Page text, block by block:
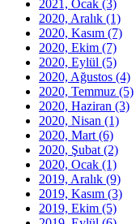
2021, Ocak (3)
2020, Aralık (1)
2020, Kasım (7)
2020, Ekim (7)
2020, Eylül (5)
2020, Ağustos (4)
2020, Temmuz (5)
2020, Haziran (3)
2020, Nisan (1)
2020, Mart (6)
2020, Şubat (2)
2020, Ocak (1)
2019, Aralık (9)
2019, Kasım (3)
2019, Ekim (5)